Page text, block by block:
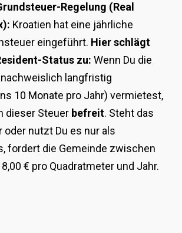
Regelung (Real
Kroatien hat eine jährliche
eingeführt. Hier schlägt
Status zu: Wenn Du die
langfristig
10 Monate pro Jahr) vermietest,
dieser Steuer befreit. Steht das
oder nutzt Du es nur als
fordert die Gemeinde zwischen
€ pro Quadratmeter und Jahr.